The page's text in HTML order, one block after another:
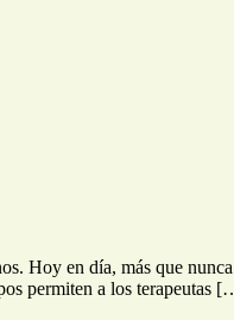
Hoy en día, más que
permiten a los terapeutas